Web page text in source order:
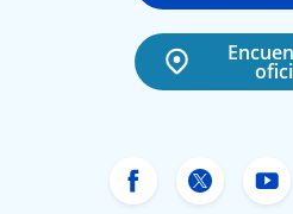
Facebook de
Twitter